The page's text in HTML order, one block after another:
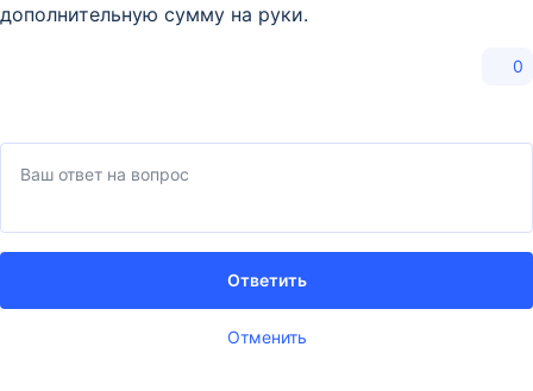
дополнительную сумму на руки.
0
Отменить
Ответить